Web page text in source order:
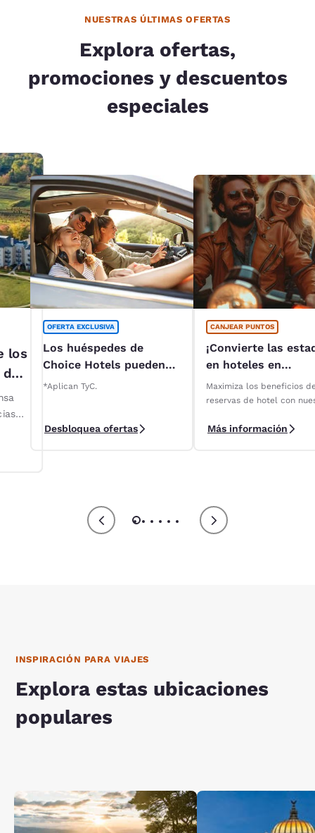
NUESTRAS ÚLTIMAS OFERTAS
Explora ofertas,
promociones y descuentos
especiales
los
OFERTA EXCLUSIVA
Los huéspedes de
Choice Hotels pueden
acceder a descuentos
*Aplican TyC.
Desbloquea ofertas
CANJEAR PUNTOS
¡Convierte las
en hoteles en
recompensas con
Reservations Club!
Maximiza los beneficios
reservas de hotel con
Reservations Club.
Más información
INSPIRACIÓN PARA VIAJES
Explora estas ubicaciones
populares